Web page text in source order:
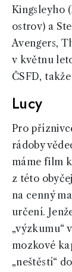
Kingsleyho
ostrov) a
Avengers,
v květnu
ČSFD,
Lucy
Pro
rádoby
máme film
z této
na cenný
určení.
„výzkumu“
mozkové
„neštěstí“